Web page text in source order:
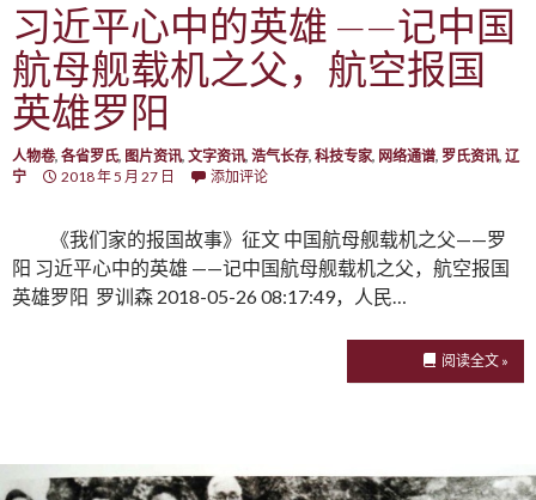
习近平心中的英雄 ——记中国
航母舰载机之父，航空报国
英雄罗阳
人物卷, 各省罗氏, 图片资讯, 文字资讯, 浩气长存, 科技专家, 网络通谱, 罗氏资讯, 辽
宁
2018 年 5 月 27 日 添加评论
《我们家的报国故事》征文 中国航母舰载机之父——罗
阳 习近平心中的英雄 ——记中国航母舰载机之父，航空报国
英雄罗阳 罗训森 2018-05-26 08:17:49，人民…
阅读全文 »